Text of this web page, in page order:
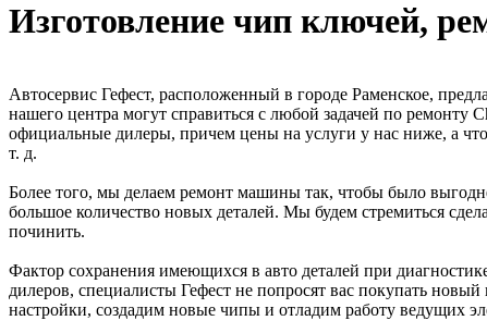
Изготовление чип ключей,
Автосервис Гефест, расположенный в городе Раменское,
нашего центра могут справиться с любой задачей по
официальные дилеры, причем цены на услуги у нас ниже, а
т. д.
Более того, мы делаем ремонт машины так, чтобы было
большое количество новых деталей. Мы будем стремиться
починить.
Фактор сохранения имеющихся в авто деталей при
дилеров, специалисты Гефест не попросят вас покупать
настройки, создадим новые чипы и отладим работу ведущих